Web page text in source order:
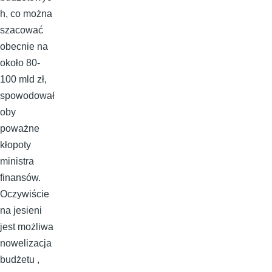
h, co można
szacować
obecnie na
około 80-
100 mld zł,
spowodował
oby
poważne
kłopoty
ministra
finansów.
Oczywiście
na jesieni
jest możliwa
nowelizacja
budżetu ,